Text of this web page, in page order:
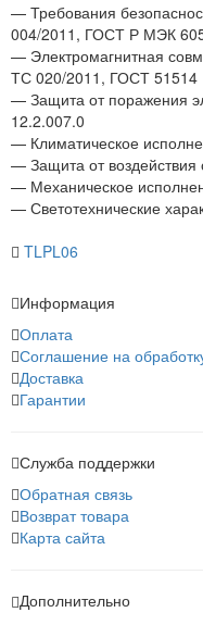
— Требования
004/2011, ГОСТ Р МЭК
— Электромагнитная
ТС 020/2011, ГОСТ 51514
— Защита от поражения
12.2.007.0
— Климатическое
— Защита от
— Механическое
— Светотехнические
TLPL06
Информация
Оплата
Соглашение на
Доставка
Гарантии
Служба поддержки
Обратная связь
Возврат товара
Карта сайта
Дополнительно